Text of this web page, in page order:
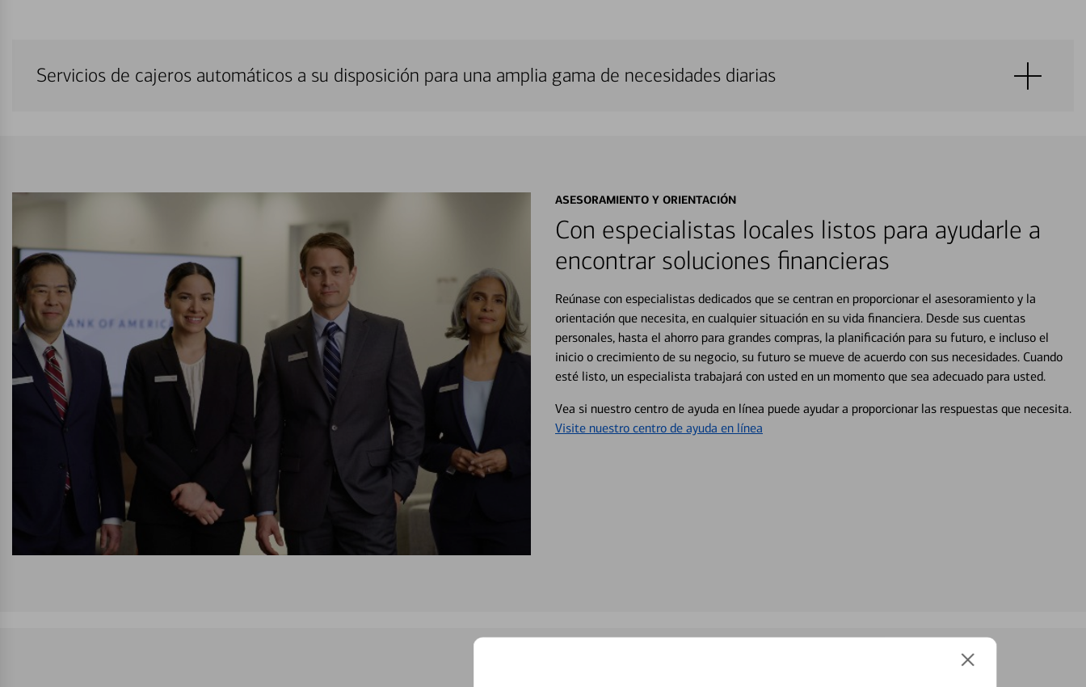
Servicios de cajeros automáticos a su disposición para una amplia gama de necesidades diarias
ASESORAMIENTO Y ORIENTACIÓN
Con especialistas locales listos para ayudarle a
encontrar soluciones financieras
Reúnase con especialistas dedicados que se centran en proporcionar el asesoramiento y la
orientación que necesita, en cualquier situación en su vida financiera. Desde sus cuentas
personales, hasta el ahorro para grandes compras, la planificación para su futuro, e incluso el
inicio o crecimiento de su negocio, su futuro se mueve de acuerdo con sus necesidades. Cuando
esté listo, un especialista trabajará con usted en un momento que sea adecuado para usted.
Vea si nuestro centro de ayuda en línea puede ayudar a proporcionar las respuestas que necesita.
Visite nuestro centro de ayuda en línea